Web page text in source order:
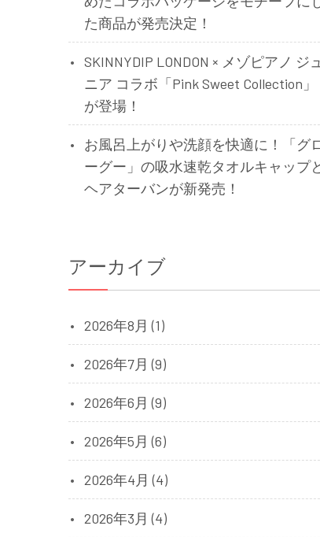
た商品が発売決定！
SKINNYDIP LONDON × メゾピアノ ジュ
ニア コラボ「Pink Sweet Collection」
が登場！
お風呂上がりや洗顔を快適に！「グ
ーグー」の吸水速乾タオルキャップ
ヘアターバンが新発売！
アーカイブ
2026年8月 (1)
2026年7月 (9)
2026年6月 (9)
2026年5月 (6)
2026年4月 (4)
2026年3月 (4)